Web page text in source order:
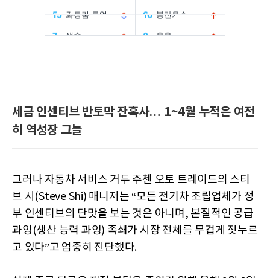
세금 인센티브 반토막 잔혹사… 1~4월 누적은 여전
히 역성장 그늘
그러나 자동차 서비스 거두 주첸 오토 트레이드의 스티
브 시(Steve Shi) 매니저는 “모든 전기차 조립업체가 정
부 인센티브의 단맛을 보는 것은 아니며, 본질적인 공급
과잉(생산 능력 과잉) 족쇄가 시장 전체를 무겁게 짓누르
고 있다”고 엄중히 진단했다.